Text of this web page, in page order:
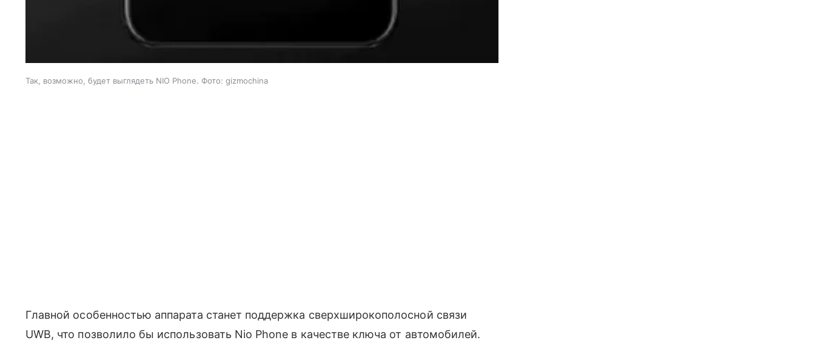
Так, возможно, будет выглядеть NIO Phone. Фото: gizmochina
Главной особенностью аппарата станет поддержка сверхширокополосной связи
UWB, что позволило бы использовать Nio Phone в качестве ключа от автомобилей.